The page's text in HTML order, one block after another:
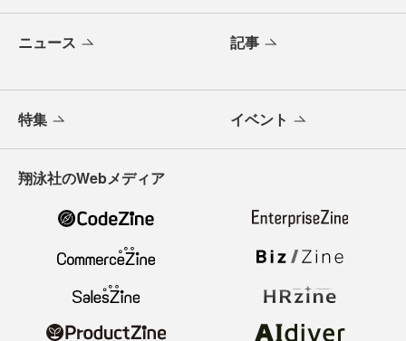
ニュース 記事
特集 イベント
翔泳社のWebメディア